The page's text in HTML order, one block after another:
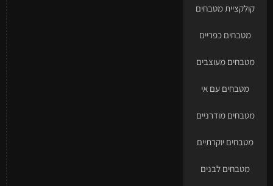
קולקציית מטבחים
מטבחים כפריים
מטבחים מעוצבים
מטבחים עם אי
מטבחים מודרניים
מטבחים יוקרתיים
מטבחים לבנים